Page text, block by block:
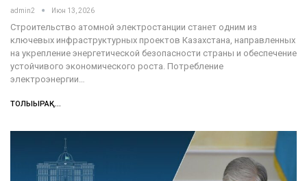
admin2 Июн 13, 2026
Строительство атомной электростанции станет одним из
ключевых инфраструктурных проектов Казахстана, направленных
на укрепление энергетической безопасности страны и обеспечение
устойчивого экономического роста. Потребление
электроэнергии…
ТОЛЫҒЫРАҚ...